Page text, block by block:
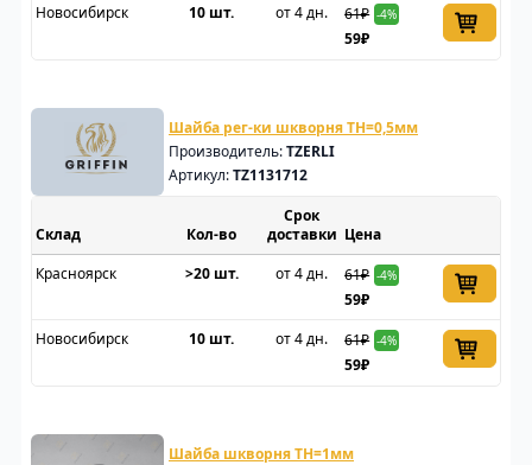
Новосибирск
10 шт. от 4 дн. 61₽ -4%
59₽
Шайба рег-ки шкворня TH=0,5мм
Производитель:TZERLI
Артикул:TZ1131712
Склад
Срок
доставки Цена
Красноярск
>20 шт. от 4 дн. 61₽ -4%
59₽
Новосибирск
10 шт. от 4 дн. 61₽ -4%
59₽
Шайба шкворня TH=1мм